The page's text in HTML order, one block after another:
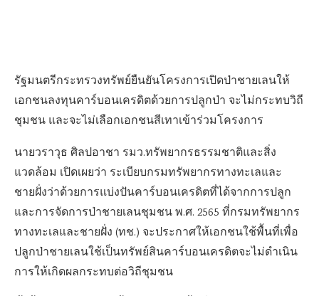
รัฐมนตรีกระทรวงทรัพย์ยืนยันโครงการเปิดป่าชายเลนให้
เอกชนลงทุนคาร์บอนเครดิตด้วยการปลูกป่า จะไม่กระทบวิถี
ชุมชน และจะไม่เลือกเอกชนสีเทาเข้าร่วมโครงการ
นายวราวุธ ศิลปอาชา รมว.ทรัพยากรธรรมชาติและสิ่ง
แวดล้อม เปิดเผยว่า ระเบียบกรมทรัพยากรทางทะเลและ
ชายฝั่งว่าด้วยการแบ่งปันคาร์บอนเครดิตที่ได้จากการปลูก
และการจัดการป่าชายเลนชุมชน พ.ศ. 2565 ที่กรมทรัพยากร
ทางทะเลและชายฝั่ง (ทช.) จะประกาศให้เอกชนใช้พื้นที่เพื่อ
ปลูกป่าชายเลนใช้เป็นทรัพย์สินคาร์บอนเครดิตจะไม่ดำเนิน
การให้เกิดผลกระทบต่อวิถีชุมชน